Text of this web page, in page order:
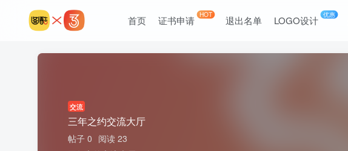
首页 证书申请 HOT 退出名单 LOGO设计 优惠
交流
三年之约交流大厅
帖子 0 阅读 23